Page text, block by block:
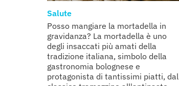
Salute
Posso mangiare la mortadella in
gravidanza? La mortadella è uno
degli insaccati più amati della
tradizione italiana, simbolo della
gastronomia bolognese e
protagonista di tantissimi piatti, dal